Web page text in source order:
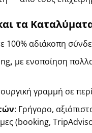
τα
100% αδιάκοπη
, με ενοποίηση
γραμμή σε
: Γρήγορο,
(booking,